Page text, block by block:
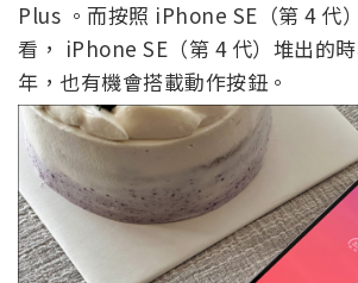
Plus 。而按照 iPhone SE（第 4 代
看， iPhone SE（第 4 代）堆出的
年，也有機會搭載動作按鈕。